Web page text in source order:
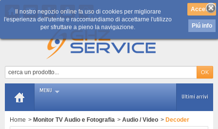
0
MENU
Ultimi arrivi
Il nostro negozio online fa uso di cookies per migliorare
l'esperienza dell'utente e raccomandiamo di accettarne l'utilizzo
per sfruttare a pieno la navigazione.
Piú info
Home > Monitor TV Audio e Fotografia > Audio / Video > Decoder